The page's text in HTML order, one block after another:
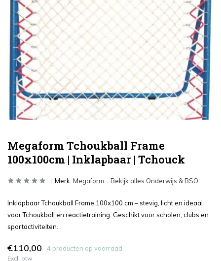
Megaform Tchoukball Frame
100x100cm | Inklapbaar | Tchouck
Merk: Megaform Bekijk alles Onderwijs & BSO
Inklapbaar Tchoukball Frame 100x100 cm – stevig, licht en ideaal
voor Tchoukball en reactietraining. Geschikt voor scholen, clubs en
sportactiviteiten.
€110,00 4 producten op voorraad
Excl. btw